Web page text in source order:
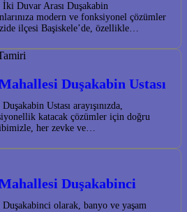
Duvar Arası Duşakabin
modern ve fonksiyonel çözümler
ilçesi Başiskele’de, özellikle…
Duşakabin Ustası
Ustası arayışınızda,
katacak çözümler için doğru
her zevke ve…
Duşakabinci
olarak, banyo ve yaşam